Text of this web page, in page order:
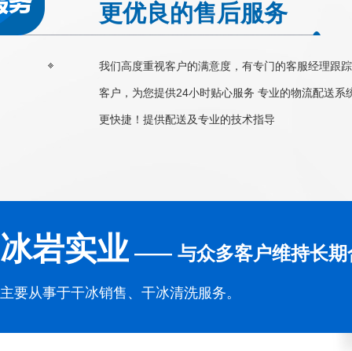
更优良的售后服务
我们高度重视客户的满意度，有专门的客服经理跟
客户，为您提供24小时贴心服务 专业的物流配送系
更快捷！提供配送及专业的技术指导
冰岩实业 —— 与众多客户维持长期
主要从事于干冰销售、干冰清洗服务。